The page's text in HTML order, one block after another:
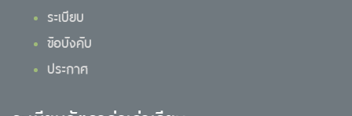
ระเบียบ
ข้อบังคับ
ประกาศ